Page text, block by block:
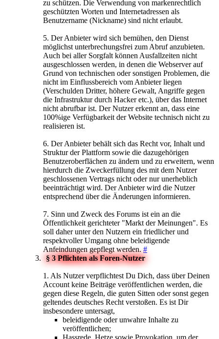
zu schützen. Die Verwendung von markenrechtlich
geschützten Worten und Internetadressen als
Benutzername (Nickname) sind nicht erlaubt.
5. Der Anbieter wird sich bemühen, den Dienst
möglichst unterbrechungsfrei zum Abruf anzubieten.
Auch bei aller Sorgfalt können Ausfallzeiten nicht
ausgeschlossen werden, in denen die Webserver auf
Grund von technischen oder sonstigen Problemen, die
nicht im Einflussbereich vom Anbieter liegen
(Verschulden Dritter, höhere Gewalt, Angriffe gegen
die Infrastruktur durch Hacker etc.), über das Internet
nicht abrufbar ist. Der Nutzer erkennt an, dass eine
100%ige Verfügbarkeit der Website technisch nicht zu
realisieren ist.
6. Der Anbieter behält sich das Recht vor, Inhalt und
Struktur der Plattform sowie die dazugehörigen
Benutzeroberflächen zu ändern und zu erweitern, wenn
hierdurch die Zweckerfüllung des mit dem Nutzer
geschlossenen Vertrags nicht oder nur unerheblich
beeinträchtigt wird. Der Anbieter wird die Nutzer
entsprechend über die Änderungen informieren.
7. Sinn und Zweck des Forums ist ein an die
Öffentlichkeit gerichteter "Markt der Meinungen". Es
soll daher unter den Nutzern ein friedlicher und
respektvoller Umgang ohne beleidigende
Anfeindungen gepflegt werden. #
§ 3 Pflichten als Foren-Nutzer
1. Als Nutzer verpflichtest Du Dich, dass über Deinen
Account keine Beiträge veröffentlichen werden, die
gegen diese Regeln, die guten Sitten oder sonst gegen
geltendes deutsches Recht verstoßen. Es ist Dir
insbesondere untersagt,
beleidigende oder unwahre Inhalte zu
veröffentlichen;